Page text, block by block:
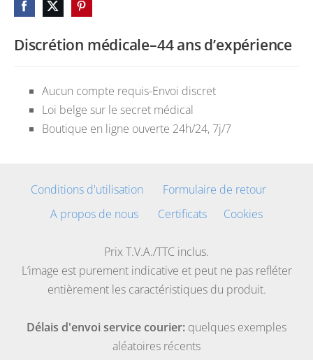
Discrétion médicale–44 ans d’expérience
Aucun compte requis-Envoi discret
Loi belge sur le secret médical
Boutique en ligne ouverte 24h/24, 7j/7
Conditions d'utilisation
Formulaire de retour
A propos de nous
Certificats Cookies
Prix T.V.A./TTC inclus.
L’image est purement indicative et peut ne pas refléter
entièrement les caractéristiques du produit.
Délais d'envoi service courier: quelques exemples
aléatoires récents